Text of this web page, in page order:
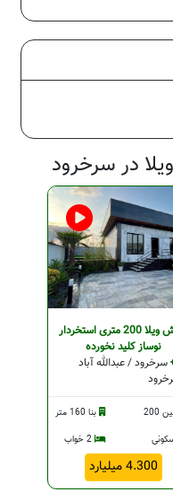
در سرخرود
فروش ویلا 200 متری استخردار
نوساز کلید نخورده
سرخرود / عبدالله آباد
زمین 200
بنا 160 متر
2 خواب
4.300 میلیارد